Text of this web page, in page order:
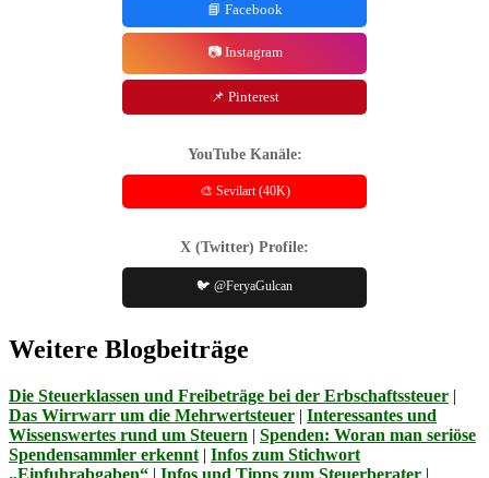
📘 Facebook
📷 Instagram
📌 Pinterest
YouTube Kanäle:
🎨 Sevilart (40K)
X (Twitter) Profile:
🐦 @FeryaGulcan
Weitere Blogbeiträge
Die Steuerklassen und Freibeträge bei der Erbschaftssteuer |
Das Wirrwarr um die Mehrwertsteuer | Interessantes und
Wissenswertes rund um Steuern | Spenden: Woran man seriöse
Spendensammler erkennt | Infos zum Stichwort
„Einfuhrabgaben“ | Infos und Tipps zum Steuerberater |